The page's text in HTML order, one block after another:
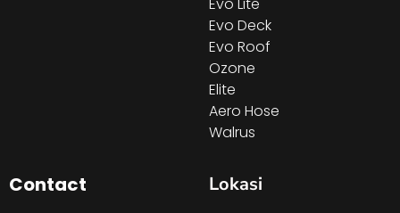
Evo Deck
Evo Roof
Ozone
Elite
Aero Hose
Walrus
Contact Lokasi